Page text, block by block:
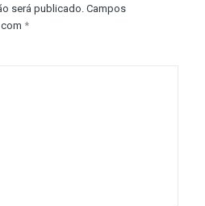
será publicado. Campos
*